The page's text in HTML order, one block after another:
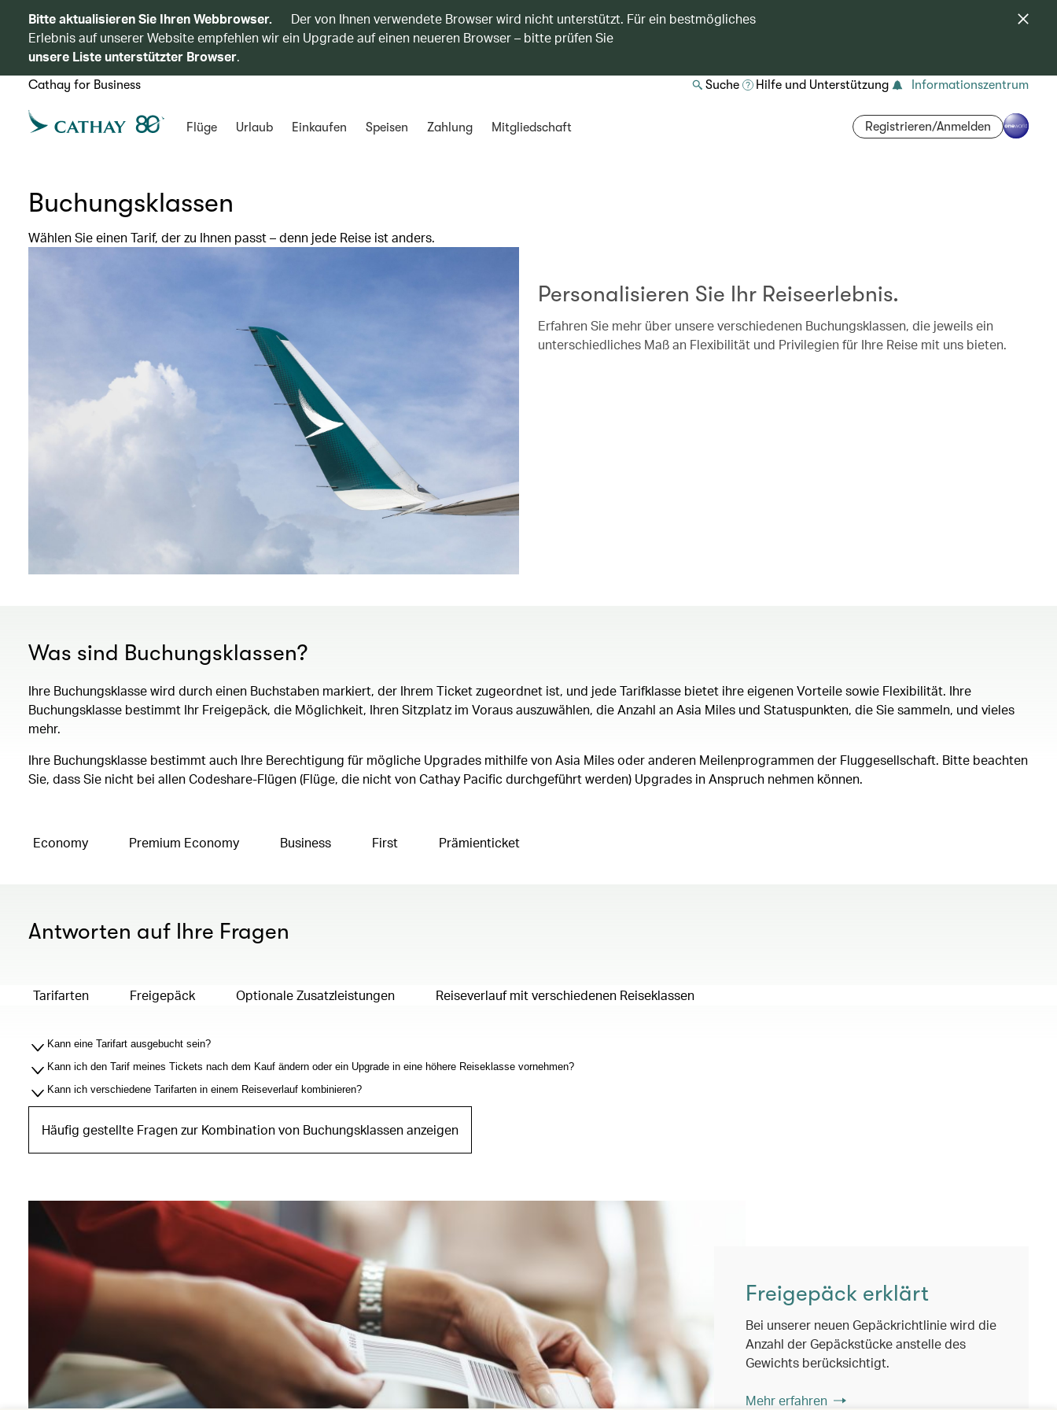
Bitte aktualisieren Sie Ihren Webbrowser.
Der von Ihnen verwendete Browser wird nicht unterstützt. Für ein bestmögliches
Erlebnis auf unserer Website empfehlen wir ein Upgrade auf einen neueren Browser – bitte prüfen Sie
unsere Liste unterstützter Browser.
Cathay for Business Suche Hilfe und Unterstützung Informationszentrum
Flüge Urlaub Einkaufen Speisen Zahlung Mitgliedschaft Registrieren/Anmelden
Buchungsklassen
Wählen Sie einen Tarif, der zu Ihnen passt – denn jede Reise ist anders.
Personalisieren Sie Ihr Reiseerlebnis.
Erfahren Sie mehr über unsere verschiedenen Buchungsklassen, die jeweils ein
unterschiedliches Maß an Flexibilität und Privilegien für Ihre Reise mit uns bieten.
Was sind Buchungsklassen?
Ihre Buchungsklasse wird durch einen Buchstaben markiert, der Ihrem Ticket zugeordnet ist, und jede Tarifklasse bietet ihre eigenen Vorteile sowie Flexibilität. Ihre
Buchungsklasse bestimmt Ihr Freigepäck, die Möglichkeit, Ihren Sitzplatz im Voraus auszuwählen, die Anzahl an Asia Miles und Statuspunkten, die Sie sammeln, und vieles
mehr.
Ihre Buchungsklasse bestimmt auch Ihre Berechtigung für mögliche Upgrades mithilfe von Asia Miles oder anderen Meilenprogrammen der Fluggesellschaft. Bitte beachten
Sie, dass Sie nicht bei allen Codeshare-Flügen (Flüge, die nicht von Cathay Pacific durchgeführt werden) Upgrades in Anspruch nehmen können.
Economy Premium Economy Business First Prämienticket
Antworten auf Ihre Fragen
Tarifarten Freigepäck Optionale Zusatzleistungen Reiseverlauf mit verschiedenen Reiseklassen
Kann eine Tarifart ausgebucht sein?
Kann ich den Tarif meines Tickets nach dem Kauf ändern oder ein Upgrade in eine höhere Reiseklasse vornehmen?
Kann ich verschiedene Tarifarten in einem Reiseverlauf kombinieren?
Häufig gestellte Fragen zur Kombination von Buchungsklassen anzeigen
Freigepäck erklärt
Bei unserer neuen Gepäckrichtlinie wird die
Anzahl der Gepäckstücke anstelle des
Gewichts berücksichtigt.
Mehr erfahren